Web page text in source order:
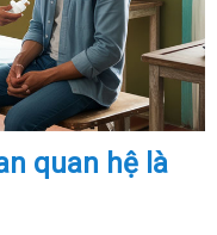
quan hệ là